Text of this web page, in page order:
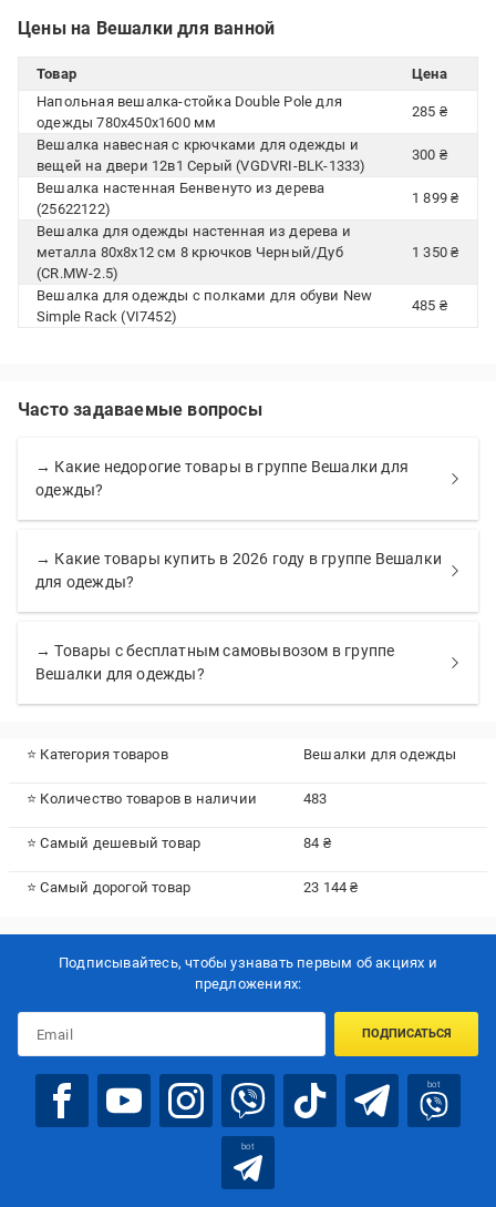
Цены на Вешалки для ванной
Товар
Цена
Напольная вешалка-стойка Double Pole для
одежды 780х450х1600 мм
285 ₴
Вешалка навесная с крючками для одежды и
вещей на двери 12в1 Серый (VGDVRI-BLK-1333)
300 ₴
Вешалка настенная Бенвенуто из дерева
(25622122)
1 899 ₴
Вешалка для одежды настенная из дерева и
металла 80x8x12 см 8 крючков Черный/Дуб
(CR.MW-2.5)
1 350 ₴
Вешалка для одежды с полками для обуви New
Simple Rack (VI7452)
485 ₴
Часто задаваемые вопросы
→ Какие недорогие товары в группе Вешалки для
одежды?
→ Какие товары купить в 2026 году в группе Вешалки
для одежды?
→ Товары с бесплатным самовывозом в группе
Вешалки для одежды?
⭐ Категория товаров Вешалки для одежды
⭐ Количество товаров в наличии 483
⭐ Самый дешевый товар 84 ₴
⭐ Самый дорогой товар 23 144 ₴
Подписывайтесь, чтобы узнавать первым об акцияx и
предложениях:
ПОДПИСАТЬСЯ
bot
bot